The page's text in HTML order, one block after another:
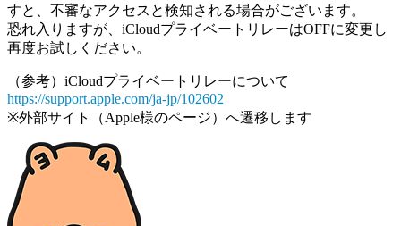
すと、不審なアクセスと検知される場合がございます。
恐れ入りますが、iCloudプライベートリレーはOFFに変更し
再度お試しください。
（参考）iCloudプライベートリレーについて
https://support.apple.com/ja-jp/102602
※外部サイト（Apple様のページ）へ遷移します